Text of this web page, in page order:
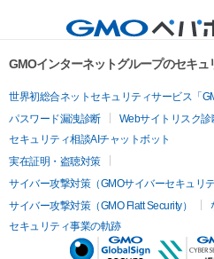
GMOインターネットグループのセキュ
世界初総合ネットセキュリティサービス「
パスワード漏洩診断
Webサイトリスク診
セキュリティ相談AIチャットボット
実在証明・盗聴対策
サイバー攻撃対策（GMOサイバーセキュリ
サイバー攻撃対策（GMO Flatt Security）
セキュリティ事業の軌跡